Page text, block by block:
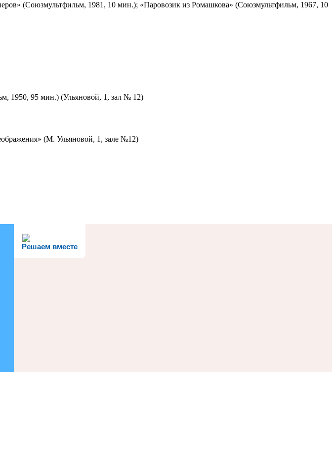
(Союзмультфильм, 1981, 10 мин.); «Паровозик из Ромашкова» (Союзмультфильм, 1967, 10
1950, 95 мин.) (Ульяновой, 1, зал № 12)
(М. Ульяновой, 1, зале №12)
Решаем вместе